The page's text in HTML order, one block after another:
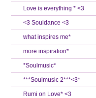
Love is everything * <3
<3 Souldance <3
what inspires me*
more inspiration*
*Soulmusic*
***Soulmusic 2***<3*
Rumi on Love* <3